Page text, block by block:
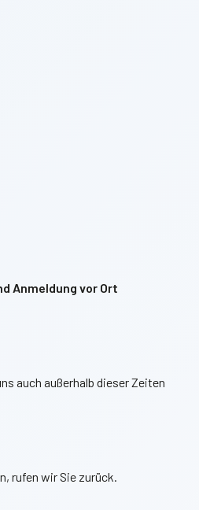
Anmeldung vor Ort
auch außerhalb dieser Zeiten
rufen wir Sie zurück.